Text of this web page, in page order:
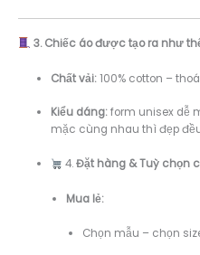
3. Chiếc áo được tạo ra như
Chất vải:100% cotton –
Kiểu dáng:form unisex dễ
mặc cùng nhau thì đẹp
4.Đặt hàng & Tuỳ chọn
Mua lẻ:
Chọn mẫu – chọn